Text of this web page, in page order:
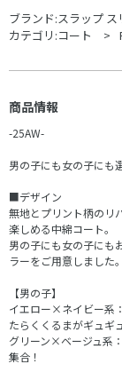
ブランド:スラップ ス
カテゴリ:コート
商品情報
-25AW-
男の子にも女の子にも
■デザイン
無地とプリント柄のリ
楽しめる中綿コート。
男の子にも女の子にも
ラーをご用意しました。
【男の子】
イエロー×ネイビー系
たらくくるまがギュギ
グリーン×ベージュ系
集合！